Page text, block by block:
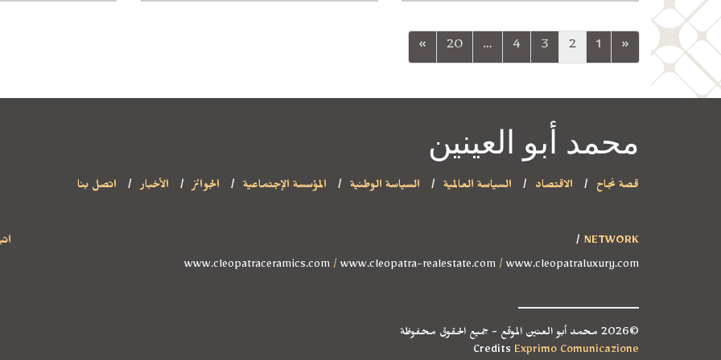
«
1
2
3
4
…
20
»
محمد أبو العينين
قصة نجاح الاقتصاد السياسة العالمية السياسة الوطنية المؤسسة الإجتماعية الجوائز الأخبار اتصل بنا
NETWORK
www.cleopatraceramics.com / www.cleopatra-realestate.com / www.cleopatraluxury.com
©2026 محمد أبو العنين الموقع - جميع الحقوق محفوظة
Credits Exprimo Comunicazione